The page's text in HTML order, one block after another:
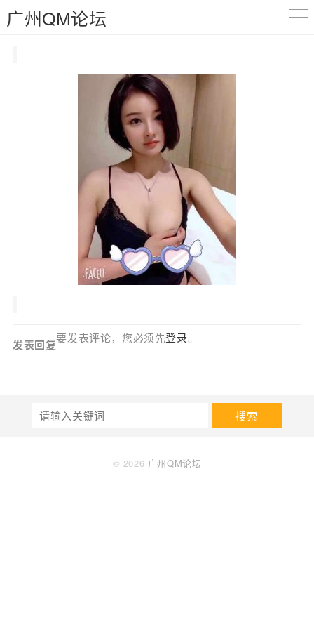
广州QM论坛
发表回复要发表评论，您必须先登录。
搜索
© 2026 广州QM论坛